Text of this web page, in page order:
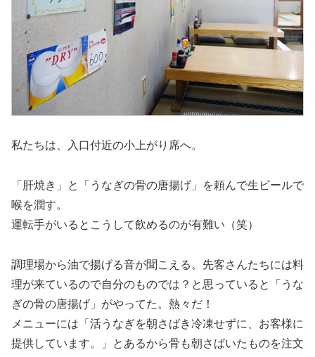
私たちは、入口付近の小上がり席へ。
「肝焼き」と「うなぎの骨の唐揚げ」を頼んで生ビールで
喉を潤す。
運転手がいるとこうして飲めるのが有難い（笑）
調理場から油で揚げる音が聞こえる。先客さんたちには料
理が来ているので自分のものでは？と思っていると「うな
ぎの骨の唐揚げ」がやってた。熱々だ！
メニューには「活うなぎを朝さばき冷凍せずに、お客様に
提供しています。」とあるから骨も朝さばいたものを注文